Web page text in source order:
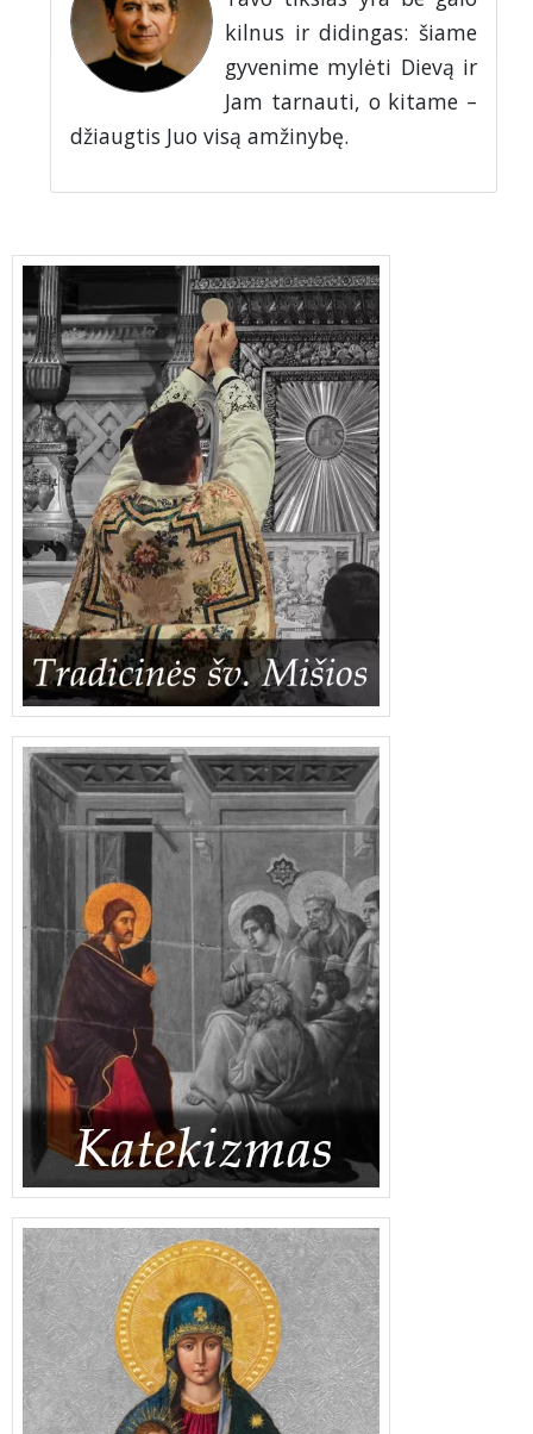
kilnus ir didingas: šiame
gyvenime mylėti Dievą ir
Jam tarnauti, o kitame –
džiaugtis Juo visą amžinybę.